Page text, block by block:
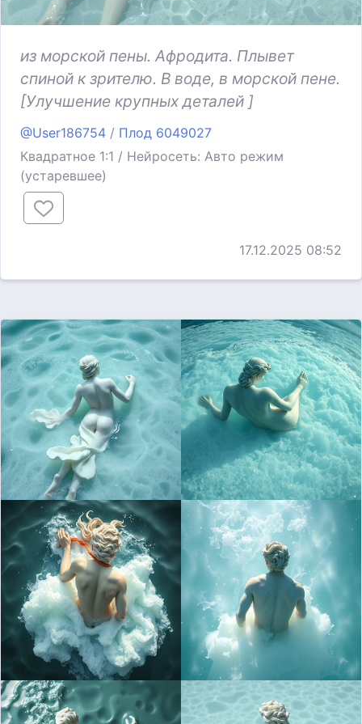
из морской пены. Афродита. Плывет
спиной к зрителю. В воде, в морской пене.
[Улучшение крупных деталей ]
@User186754 / Плод 6049027
Квадратное 1:1 / Нейросеть: Авто режим
(устаревшее)
17.12.2025 08:52